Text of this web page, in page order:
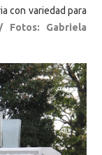
con variedad para
Fotos: Gabriela